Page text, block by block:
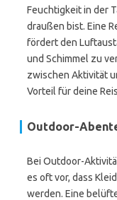
Feuchtigkeit in der
draußen bist. Eine
fördert den
und Schimmel zu
zwischen Aktivität
Vorteil für deine
Outdoor-
Bei Outdoor-
es oft vor, dass
werden. Eine